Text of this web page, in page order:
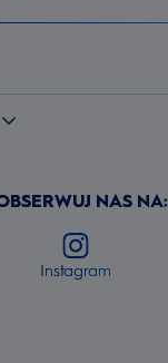
NAS NA:
Instagram